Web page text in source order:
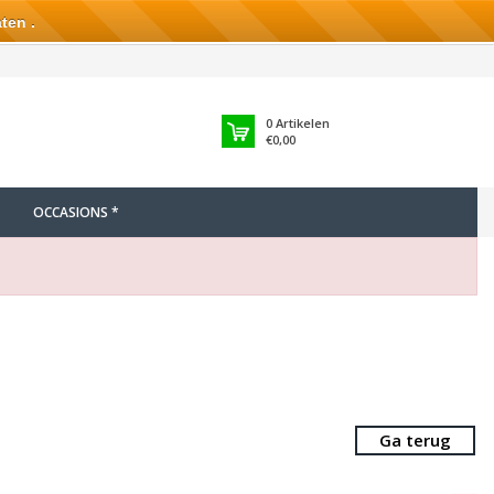
0Artikelen
€0,00
OCCASIONS *
Ga terug
.